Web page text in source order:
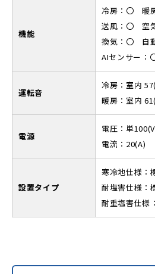
機能
冷房：〇 暖
送風：〇 空
換気：〇 自
AIセンサー：
運転音
冷房：室内
暖房：室内
電源
電圧：単
電流：20(A)
設置タイプ
寒冷地仕様：
耐塩害仕様：
耐重塩害仕様